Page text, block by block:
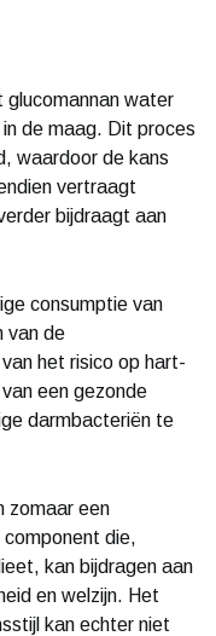
glucomannan water
de maag. Dit proces
waardoor de kans
vertraagt
bijdraagt aan
consumptie van
van de
het risico op hart-
een gezonde
darmbacteriën te
zomaar een
die,
kan bijdragen aan
en welzijn. Het
kan echter niet